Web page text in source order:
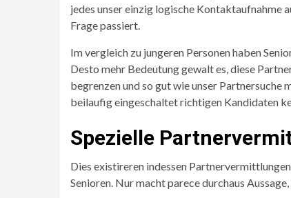
jedes unser einzig logische Kontaktaufnahme
Frage passiert.
Im vergleich zu jungeren Personen haben
Desto mehr Bedeutung gewalt es, diese
begrenzen und so gut wie unser Partnersuche
beilaufig eingeschaltet richtigen Kandidaten
Spezielle
Dies existireren indessen
Senioren. Nur macht parece durchaus